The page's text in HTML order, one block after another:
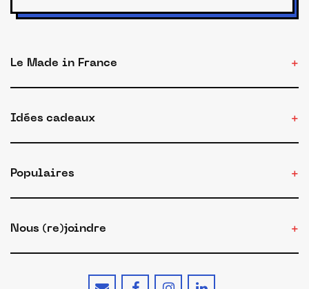
Le Made in France
Idées cadeaux
Populaires
Nous (re)joindre